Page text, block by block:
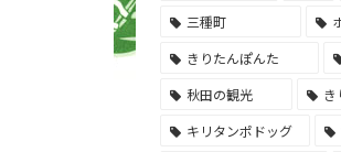
三種町
きりたんぽんた
秋田の観光
き
キリタンポドッグ